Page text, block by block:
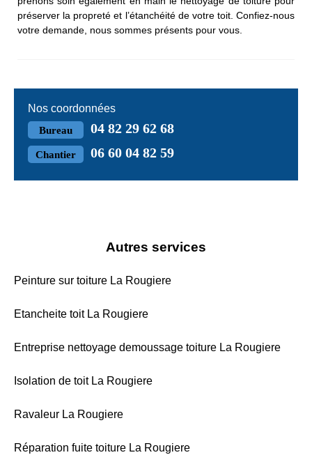
préserver la propreté et l’étanchéité de votre toit. Confiez-nous
votre demande, nous sommes présents pour vous.
Nos coordonnées
Bureau 04 82 29 62 68
Chantier 06 60 04 82 59
Autres services
Peinture sur toiture La Rougiere
Etancheite toit La Rougiere
Entreprise nettoyage demoussage toiture La Rougiere
Isolation de toit La Rougiere
Ravaleur La Rougiere
Réparation fuite toiture La Rougiere